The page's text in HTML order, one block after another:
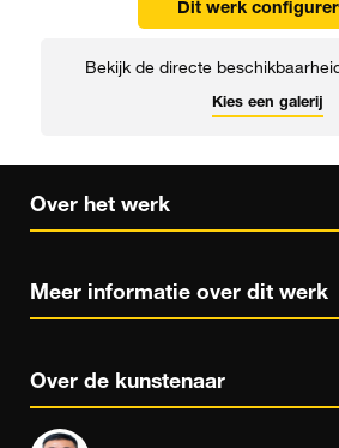
Dit werk
Bekijk de directe
Kies een galerij
Over het werk
Meer informatie over dit werk
Over de kunstenaar